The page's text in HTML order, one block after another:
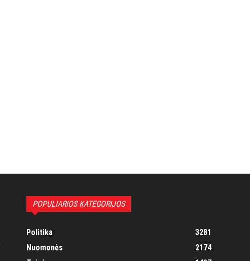
POPULIARIOS KATEGORIJOS
Politika
3281
Nuomonės
2174